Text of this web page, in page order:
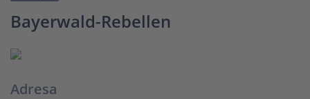
Bayerwald-Rebellen
Adresa